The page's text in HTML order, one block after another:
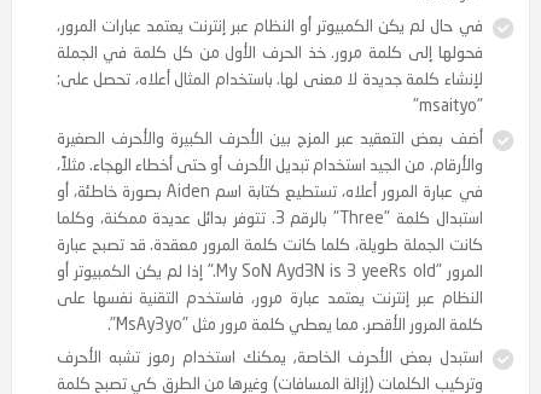
لم يكن الكمبيوتر أو النظام عبر إنترنت يعتمد عبارات المرور،
إلى كلمة مرور. خذ الحرف الأول من كل كلمة في الجملة
كلمة جديدة لا معنى لها. باستخدام المثال أعلاه، تحصل على:
لم يكن الكمبيوتر أو النظام عبر إنترنت يعتمد عبارات المرور،
إلى كلمة مرور. خذ الحرف الأول من كل كلمة في الجملة
كلمة جديدة لا معنى لها. باستخدام المثال أعلاه، تحصل على:
بعض التعقيد عبر المزج بين الأحرف الكبيرة والأحرف الصغيرة
من الجيد استخدام تبديل الأحرف أو حتى أخطاء الهجاء. مثلاً،
في عبارة المرور أعلاه، تستطيع كتابة اسم Aiden بصورة خاطئة، أو